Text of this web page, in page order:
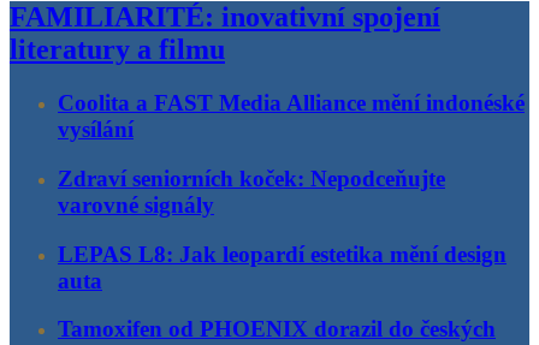
FAMILIARITÉ: inovativní spojení
literatury a filmu
Coolita a FAST Media Alliance mění indonéské
vysílání
Zdraví seniorních koček: Nepodceňujte
varovné signály
LEPAS L8: Jak leopardí estetika mění design
auta
Tamoxifen od PHOENIX dorazil do českých